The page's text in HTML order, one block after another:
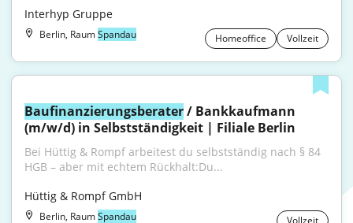
Interhyp Gruppe
Berlin, RaumSpandau Homeoffice Vollzeit
Baufinanzierungsberater / Bankkaufmann
(m/w/d) in Selbstständigkeit | Filiale Berlin
Bei Hüttig & Rompf arbeitest du selbstständig nach § 84
HGB – aber mit echtem Rückhalt:Du...
Hüttig & Rompf GmbH
Berlin, RaumSpandau Vollzeit